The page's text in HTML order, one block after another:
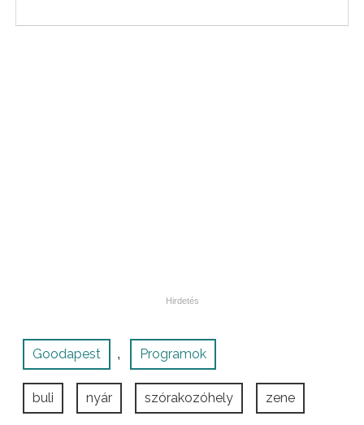
Goodapest , Programok
buli nyár szórakozóhely zene